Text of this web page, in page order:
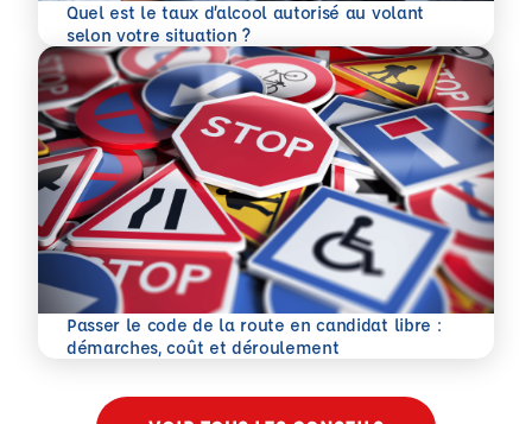
Quel est le taux d’alcool autorisé au volant
selon votre situation ?
En savoir plus
Passer le code de la route en candidat libre :
démarches, coût et déroulement
En savoir plus